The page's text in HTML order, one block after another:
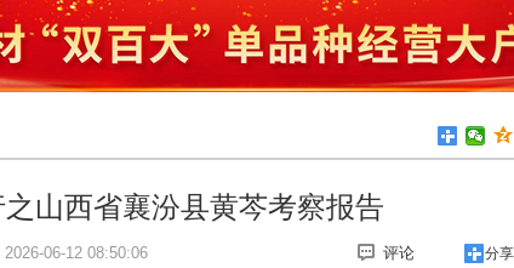
山西省襄汾县黄芩考察报告
2026-06-12 08:50:06 评论 分享